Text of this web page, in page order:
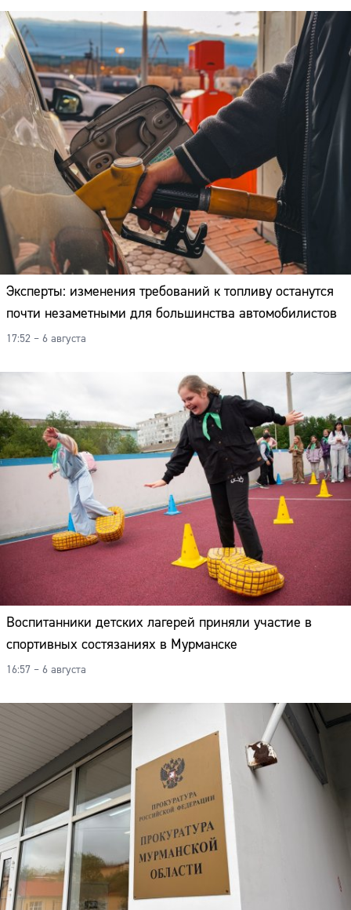
Эксперты: изменения требований к топливу останутся
почти незаметными для большинства автомобилистов
17:52 – 6 августа
Воспитанники детских лагерей приняли участие в
спортивных состязаниях в Мурманске
16:57 – 6 августа